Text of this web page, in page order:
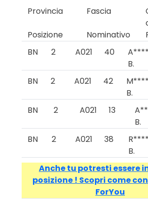
Provincia
Fascia
Posizione
Nominativo
BN
2 A021 40
B.
BN 2 A021 42
B.
BN 2 A021 13
B.
BN 2 A021 38
B.
Anche tu potresti essere
posizione ! Scopri come
ForYou